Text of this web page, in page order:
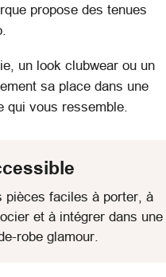
propose des tenues
un look clubwear ou un
sa place dans une
qui vous ressemble.
pièces faciles à porter, à
et à intégrer dans une
robe glamour.